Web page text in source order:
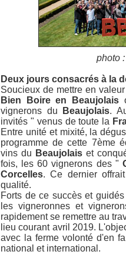
photo
Deux jours consacrés à la
Soucieux de mettre en
Bien Boire en Beaujolais
vignerons du
Beaujolais.
invités " venus de toute la
Entre unité et mixité, la
programme de cette 7ème
vins du Beaujolais et
fois, les 60 vignerons des "
Corcelles. Ce dernier
qualité.
Forts de ce succès et
les vigneronnes et
rapidement se remettre au
lieu courant avril 2019.
avec la ferme volonté d'en
national et international.